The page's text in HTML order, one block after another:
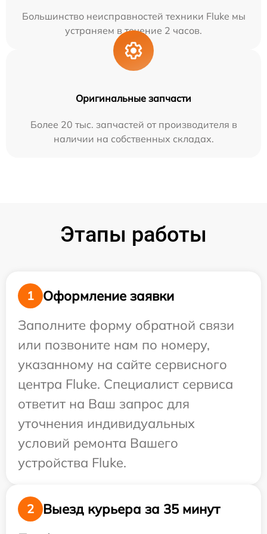
Большинство неисправностей техники Fluke мы
устраняем в течение 2 часов.
Оригинальные запчасти
Более 20 тыс. запчастей от производителя в
наличии на собственных складах.
Этапы работы
1
Оформление заявки
Заполните форму обратной связи
или позвоните нам по номеру,
указанному на сайте сервисного
центра Fluke. Специалист сервиса
ответит на Ваш запрос для
уточнения индивидуальных
условий ремонта Вашего
устройства Fluke.
2
Выезд курьера за 35 минут